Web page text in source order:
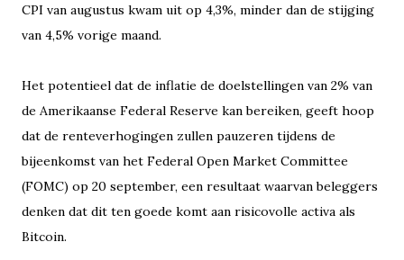
CPI van augustus kwam uit op 4,3%, minder dan de stijging
van 4,5% vorige maand.
Het potentieel dat de inflatie de doelstellingen van 2% van
de Amerikaanse Federal Reserve kan bereiken, geeft hoop
dat de renteverhogingen zullen pauzeren tijdens de
bijeenkomst van het Federal Open Market Committee
(FOMC) op 20 september, een resultaat waarvan beleggers
denken dat dit ten goede komt aan risicovolle activa als
Bitcoin.